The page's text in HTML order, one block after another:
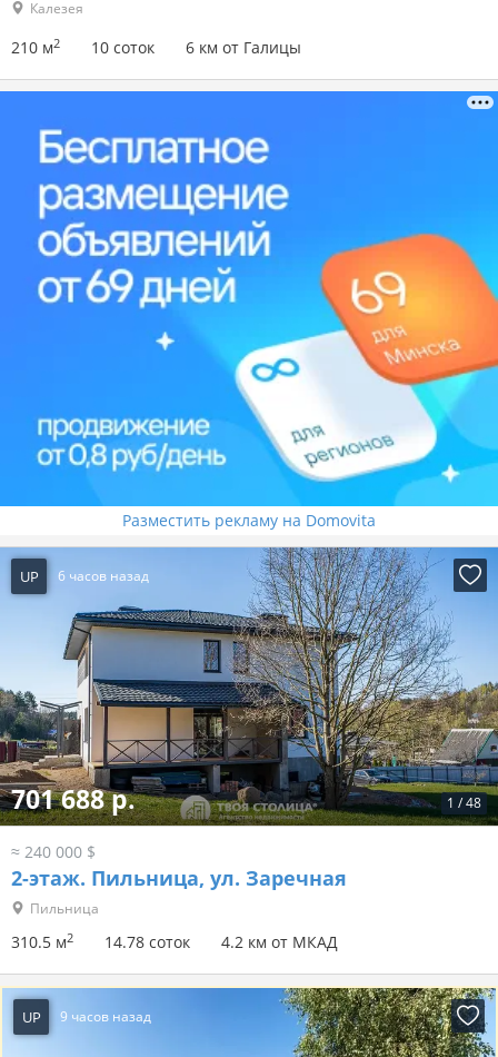
Калезея
210 м2 10 соток 6 км от Галицы
Разместить рекламу на Domovita
UP 6 часов назад
1 /48
701 688 р.
≈ 240 000 $
2-этаж. Пильница, ул. Заречная
Пильница
310.5 м2 14.78 соток 4.2 км от МКАД
UP 9 часов назад